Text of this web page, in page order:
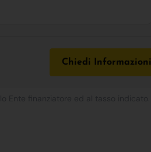
Chiedi Informazioni